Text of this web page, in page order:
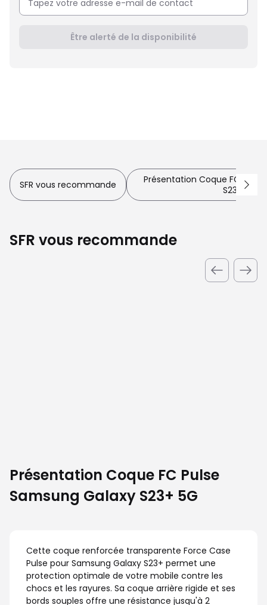
Être alerté de la disponibilité
SFR vous recommande
Présentation Coque FC
S23+ 5G
SFR vous recommande
Présentation Coque FC Pulse
Samsung Galaxy S23+ 5G
Cette coque renforcée transparente Force Case
Pulse pour Samsung Galaxy S23+ permet une
protection optimale de votre mobile contre les
chocs et les rayures. Sa coque arrière rigide et ses
bords souples offre une résistance jusqu'à 2